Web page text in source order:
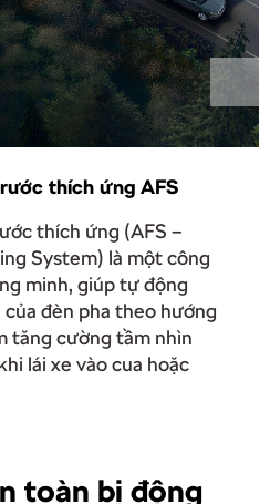
thích ứng AFS
thích ứng (AFS –
System) là một công
minh, giúp tự động
đèn pha theo hướng
tăng cường tầm nhìn
lái xe vào cua hoặc
toàn bị động